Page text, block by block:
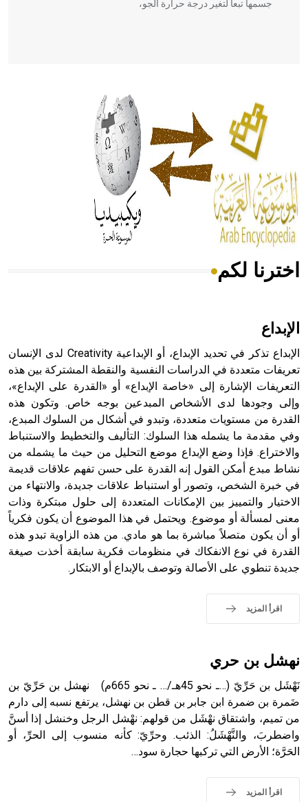
جسمها تبعاً لتغير درجة حرارة الجو،
الحكم، الأدلة، تنظيم التغذية، ورسالته في جروح الرأس. ويعود
له الفضل بأنه حرر الطب من الدين والفلسفة.
- هل تعلم أن المرجان إفراز حيواني يتكون في البحر ويتركب
من مادة كربونات الكلسيوم، وهو أحمر أو شديد الحمرة وهو
أجود أنواعه، ويمتاز بكبر الحجم ويسمى الش
هل تعلم أن الأبسيد كلمة فرنسية اللفظ تم اعتمادها مصطلحاً
- هل تعلم أن أبجر Abgar اسم معروف جيداً يعود إلى عدد من
الملوك الذين حكموا مدينة إديسا (الرها) من أبجر الأول وحتى
التاسع، وهم ينتسبون إلى أسرة أوسروين
- هل تعلم أن الأبجدية الكنعانية تتألف من /22/ علامة كتابية
sign تكتب منفصلة غير متصلة، وتعتمد المبدأ الأكوروفوني،
حيث تقتصر القيمة الصوتية للعلامة الك
اخترنا لكم
الإبداع
الإبداع تذكر في تحديد الإبداع، أو الإبداعية Creativity لدى الإنسان
تعريفات متعددة في الدراسات النفسية والنقطة المشتركة بين هذه
التعريفات الإشارة إلى «خاصة الإبداع» أو «القدرة على الإبداع»،
وإلى وجودها لدى الأشخاص المبدعين بوجه خاص. وتكون هذه
القدرة من مستويات متعددة، وتبدو في أشكال من السلوك المبدع،
وفي مقدمة ما يشمله هذا السلوك: التأليف والتخطيط والاستنباط
والاختراع. فإذا وضع الإبداع موضع التحليل من حيث ما يشمله من
نشاط مبدع أمكن القول إنه القدرة على حسن تفهم علاقات قديمة
في خبرة الشخص، وتصور أو استنباط علاقات جديدة، والانتهاء من
الاختيار والتمييز بين الإمكانات المتعددة إلى حلول مبتكرة وذات
معنى لمسألة أو موضوع. ويحتمل في هذا الموضوع أن يكون فكرياً
أو أن يكون متصلاً مباشرة بما هو مادي. من هذه الزاوية تبدو هذه
القدرة في نوع الانفكاك في منظومات فكرية سابقة أخذت صيغة
جديدة تنطوي على الأصالة وتوصف بالإبداع أو الابتكار.
اقرأ المزيد
نهشل بن حري
نَهْشَل بن حَرِّيّ (…ـ نحو 45هـ/… ـ نحو 665م) نهشل بن حَرِّيّ بن
ضَمرة بن ضمرة ابن جابر بن قطن بن نهشل، يرتفع نسبه إلى دارم
من تميم، واشتقاق نهْشَل من قولهم: نهْشل الرجل وخنشل إذا أسنَّ
واضطربَ، والنَّهْشَلُ: الذئب. وحرِّيّ: كأنه منسوب إلى الحرِّ، أو
الحَرَّة؛ الأرض التي تركبها حجارة سود…
اقرأ المزيد